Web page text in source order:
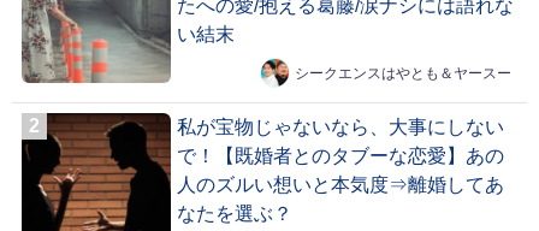
たへの愛/抱える葛藤/涙ナシには語れな
い結末
シークエンスはやとも＆ヤースー
私が宝物じゃないなら、大事にしない
で！【既婚者とのタブーな恋愛】あの
人のズルい想いと本気度⇒離婚してあ
なたを選ぶ？